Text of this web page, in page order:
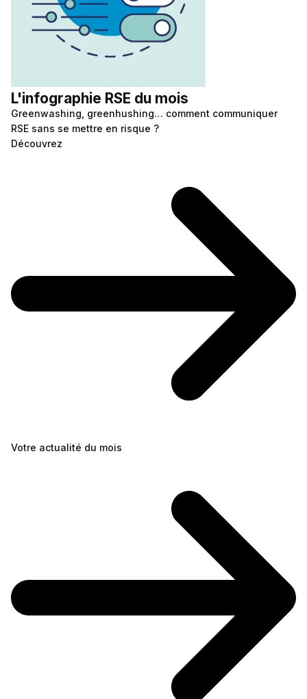
L'infographie RSE du mois
Greenwashing, greenhushing… comment communiquer
RSE sans se mettre en risque ?
Découvrez
Votre actualité du mois